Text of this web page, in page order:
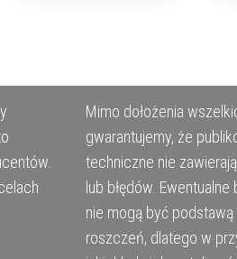
Mimo dołożenia
gwarantujemy, że
techniczne nie
lub błędów. Ewentualne
nie mogą być podstawą
roszczeń, dlatego w